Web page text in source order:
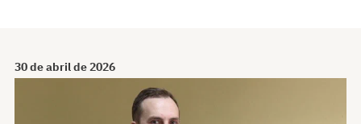
30 de abril de 2026